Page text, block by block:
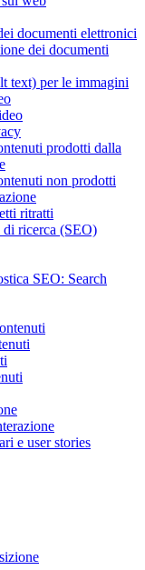
documenti elettronici
dei documenti
text) per le immagini
prodotti dalla
non prodotti
ritratti
ricerca (SEO)
SEO: Search
e user stories